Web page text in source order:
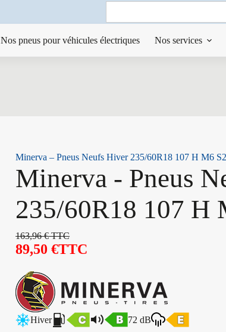
Search
Nos pneus pour véhicules électriques Nos services
Minerva – Pneus Neufs Hiver 235/60R18 107 H M6
Minerva - Pneus
235/60R18 107 H
163,96€TTC
89,50€TTC
Hiver 72 dB